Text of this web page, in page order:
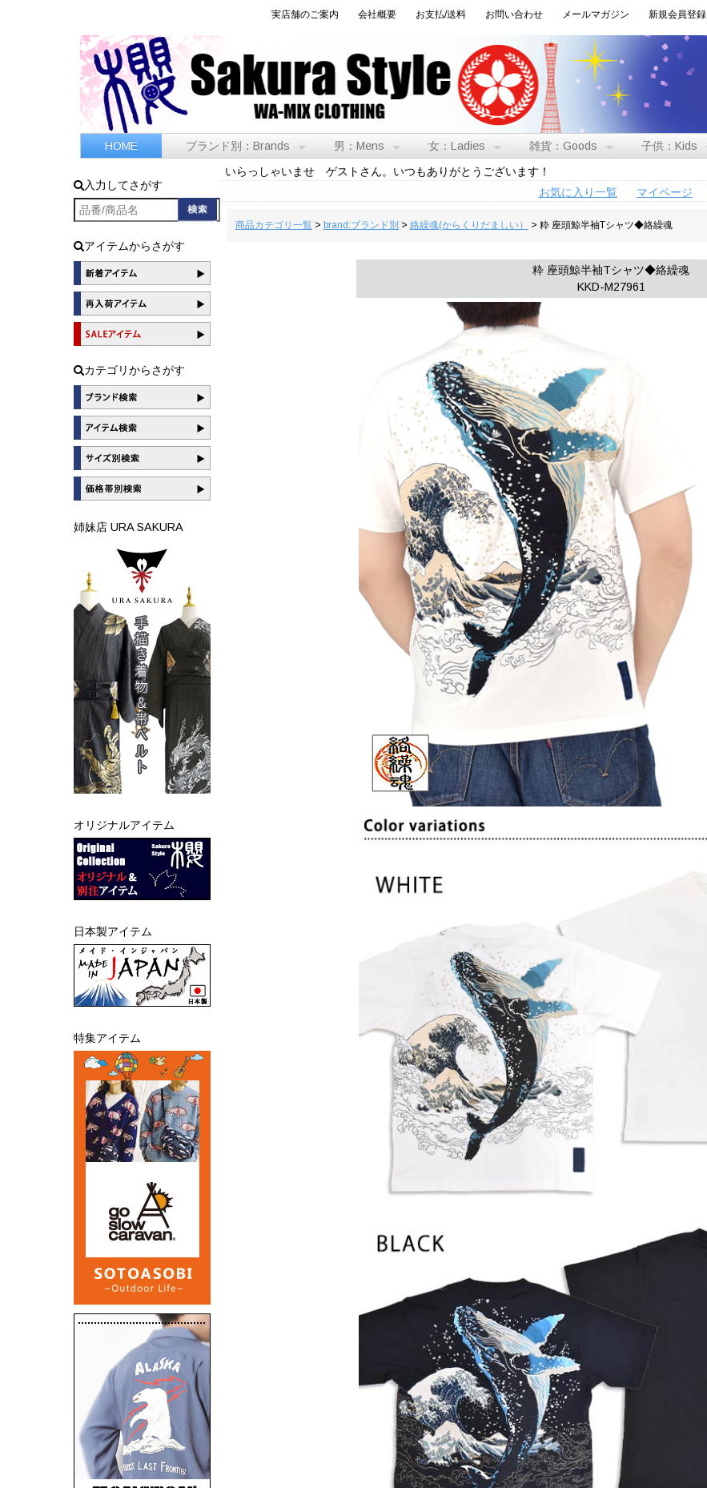
実店舗のご案内 会社概要 お支払/送料 お問い合わせ メールマガジン 新規会員登録
HOME ブランド別：Brands 男：Mens 女：Ladies 雑貨：Goods 子供：Kids
入力してさがす
アイテムからさがす
カテゴリからさがす
姉妹店 URA SAKURA
オリジナルアイテム
日本製アイテム
特集アイテム
いらっしゃいませ ゲストさん。いつもありがとうございます！
お気に入り一覧
マイページ
商品カテゴリ一覧> brand:ブランド別 > 絡繰魂(からくりだましい） > 粋 座頭鯨半袖Tシャツ◆絡繰魂
粋 座頭鯨半袖Tシャツ◆絡繰魂
KKD-M27961